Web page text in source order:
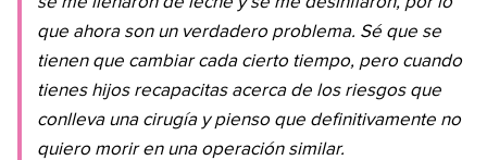
que ahora son un verdadero problema. Sé que se
tienen que cambiar cada cierto tiempo, pero cuando
tienes hijos recapacitas acerca de los riesgos que
conlleva una cirugía y pienso que definitivamente no
quiero morir en una operación similar.